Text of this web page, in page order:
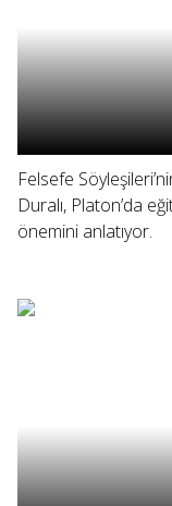
Felsefe
Duralı, Platon’da
önemini anlatıyor.